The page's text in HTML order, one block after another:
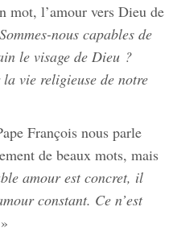
mot, l’amour vers Dieu de
Sommes-nous capables de
le visage de Dieu ?
vie religieuse de notre
François nous parle
de beaux mots, mais
amour est concret, il
constant. Ce n’est